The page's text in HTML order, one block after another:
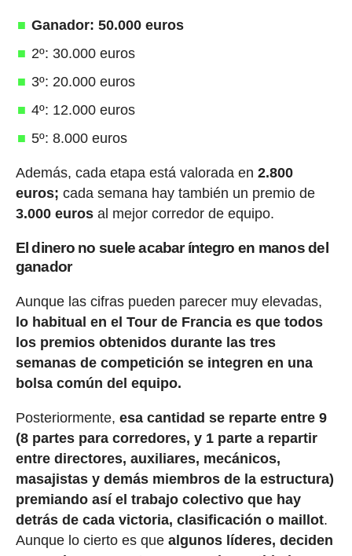
Ganador: 50.000 euros
2º: 30.000 euros
3º: 20.000 euros
4º: 12.000 euros
5º: 8.000 euros
Además, cada etapa está valorada en 2.800
euros; cada semana hay también un premio de
3.000 eurosal mejor corredor de equipo.
El dinero no suele acabar íntegro en manos del
ganador
Aunque las cifras pueden parecer muy elevadas,
lo habitual en el Tour de Francia es que todos
los premios obtenidos durante las tres
semanas de competición se integren en una
bolsa común del equipo.
Posteriormente, esa cantidad se reparte entre 9
(8 partes para corredores, y 1 parte a repartir
entre directores, auxiliares, mecánicos,
masajistas y demás miembros de la estructura)
premiando así el trabajo colectivo que hay
detrás de cada victoria, clasificación o maillot.
Aunque lo cierto es que algunos líderes, deciden